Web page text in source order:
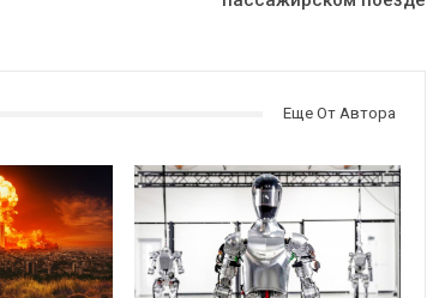
Еще От Автора